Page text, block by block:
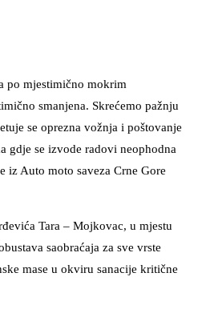
po mjestimično mokrim
smanjena. Skrećemo pažnju
se oprezna vožnja i poštovanje
gdje se izvode radovi neophodna
iz Auto moto saveza Crne Gore
Tara – Mojkovac, u mjestu
saobraćaja za sve vrste
mase u okviru sanacije kritične